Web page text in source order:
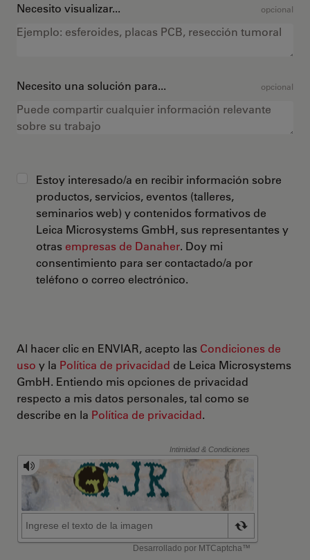
Necesito visualizar... opcional
Necesito una solución para... opcional
Estoy interesado/a en recibir información sobre
productos, servicios, eventos (talleres,
seminarios web) y contenidos formativos de
Leica Microsystems GmbH, sus representantes y
otras empresas de Danaher. Doy mi
consentimiento para ser contactado/a por
teléfono o correo electrónico.
Al hacer clic en ENVIAR, acepto las Condiciones de
uso y la Política de privacidad de Leica Microsystems
GmbH. Entiendo mis opciones de privacidad
respecto a mis datos personales, tal como se
describe en la Política de privacidad.